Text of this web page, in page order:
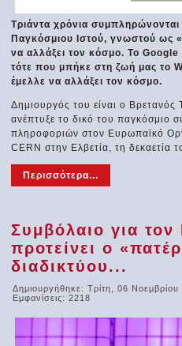
Τριάντα χρόνια
Παγκόσμιου Ιστού, γνωστού ως
να αλλάξει τον κόσμο. Το
τότε που μπήκε στη ζωή μας το
έμελλε να αλλάξει τον κόσμο.
Δημιουργός του είναι ο
ανέπτυξε το δικό του παγκόσμιο
πληροφοριών στον Ευρωπαϊκό
CERN στην Ελβετία, τη δεκαετία
Περισσότερα...
Συμβόλαιο για τον
προτείνει ο
διαδικτύου...
Δημιουργήθηκε: Τρίτη, 06
Εμφανίσεις: 2218